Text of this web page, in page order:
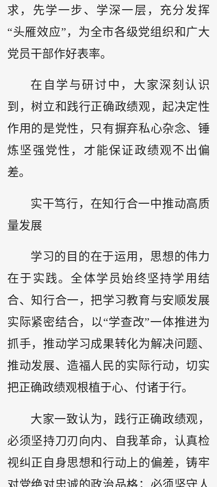
求，先学一步、学深一层，充分发挥
“头雁效应”，为全市各级党组织和广大
党员干部作好表率。
在自学与研讨中，大家深刻认识
到，树立和践行正确政绩观，起决定性
作用的是党性，只有摒弃私心杂念、锤
炼坚强党性，才能保证政绩观不出偏
差。
实干笃行，在知行合一中推动高质
量发展
学习的目的在于运用，思想的伟力
在于实践。全体学员始终坚持学用结
合、知行合一，把学习教育与安顺发展
实际紧密结合，以“学查改”一体推进为
抓手，推动学习成果转化为解决问题、
推动发展、造福人民的实际行动，切实
把正确政绩观根植于心、付诸于行。
大家一致认为，践行正确政绩观，
必须坚持刀刃向内、自我革命，认真检
视纠正自身思想和行动上的偏差，铸牢
对党绝对忠诚的政治品格；必须坚守人